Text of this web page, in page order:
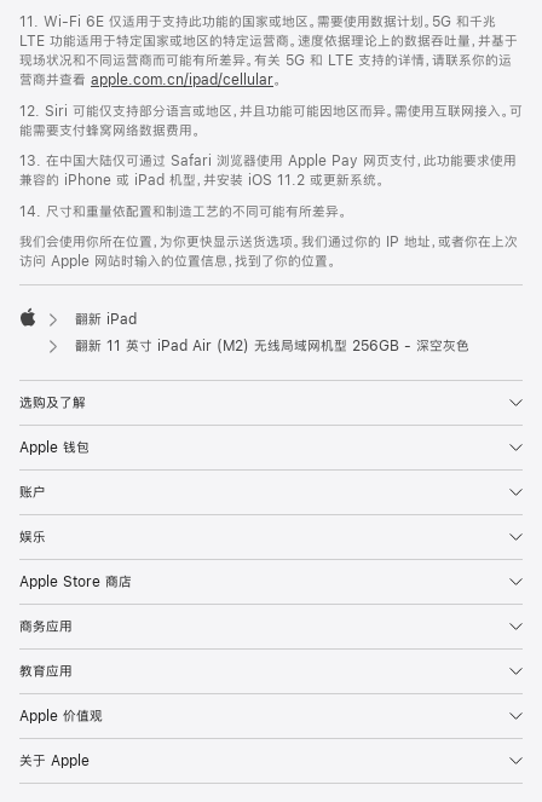
11. Wi-Fi 6E 仅适用于支持此功能的国家或地区。需要使用数据计划。5G 和千兆
LTE 功能适用于特定国家或地区的特定运营商。速度依据理论上的数据吞吐量，并基于
现场状况和不同运营商而可能有所差异。有关 5G 和 LTE 支持的详情，请联系你的运
营商并查看 apple.com.cn/ipad/cellular。
12. Siri 可能仅支持部分语言或地区，并且功能可能因地区而异。需使用互联网接入。可
能需要支付蜂窝网络数据费用。
13. 在中国大陆仅可通过 Safari 浏览器使用 Apple Pay 网页支付，此功能要求使用
兼容的 iPhone 或 iPad 机型，并安装 iOS 11.2 或更新系统。
14. 尺寸和重量依配置和制造工艺的不同可能有所差异。
我们会使用你所在位置，为你更快显示送货选项。我们通过你的 IP 地址，或者你在上次
访问 Apple 网站时输入的位置信息，找到了你的位置。
Apple
翻新 iPad
翻新 11 英寸 iPad Air (M2) 无线局域网机型 256GB - 深空灰色
选购及了解
Apple 钱包
账户
娱乐
Apple Store 商店
商务应用
教育应用
Apple 价值观
关于 Apple